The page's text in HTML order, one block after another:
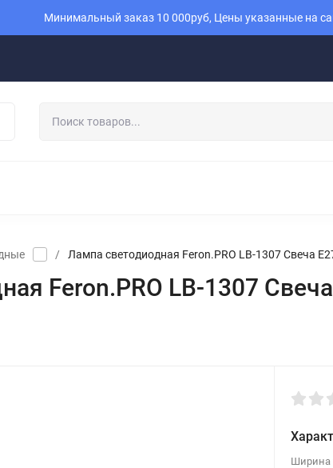
Минимальный заказ 10 000руб, Цены указанные на
/ Лампа светодиодная Feron.PRO LB-1307 Свеча
Feron.PRO LB-1307
Ширина